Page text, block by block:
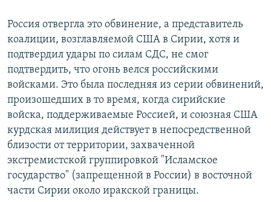
Россия отвергла это обвинение, а представитель
коалиции, возглавляемой США в Сирии, хотя и
подтвердил удары по силам СДС, не смог
подтвердить, что огонь велся российскими
войсками. Это была последняя из серии обвинений,
произошедших в то время, когда сирийские
войска, поддерживаемые Россией, и союзная США
курдская милиция действует в непосредственной
близости от территории, захваченной
экстремистской группировкой "Исламское
государство" (запрещенной в России) в восточной
части Сирии около иракской границы.